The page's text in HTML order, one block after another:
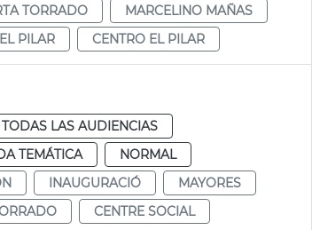
TORRADO
MARCELINO MAÑAS
PILAR CENTRO EL PILAR
TODAS LAS AUDIENCIAS
TEMÁTICA
NORMAL
INAUGURACIÓ
MAYORES
CENTRE SOCIAL